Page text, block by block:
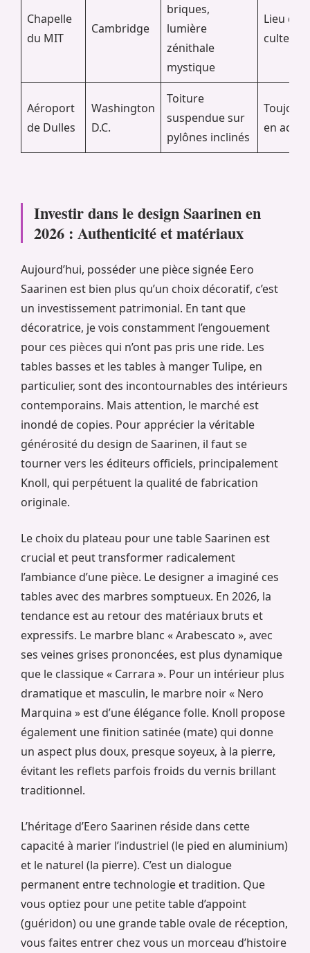
Chapelle
du MIT
Cambridge
briques,
lumière
zénithale
mystique
Lieu de
culte
Aéroport
de Dulles
Washington
D.C.
Toiture
suspendue sur
pylônes inclinés
Toujours
en
Investir dans le design Saarinen en
2026 : Authenticité et matériaux
Aujourd’hui, posséder une pièce signée Eero
Saarinen est bien plus qu’un choix décoratif, c’est
un investissement patrimonial. En tant que
décoratrice, je vois constamment l’engouement
pour ces pièces qui n’ont pas pris une ride. Les
tables basses et les tables à manger Tulipe, en
particulier, sont des incontournables des intérieurs
contemporains. Mais attention, le marché est
inondé de copies. Pour apprécier la véritable
générosité du design de Saarinen, il faut se
tourner vers les éditeurs officiels, principalement
Knoll, qui perpétuent la qualité de fabrication
originale.
Le choix du plateau pour une table Saarinen est
crucial et peut transformer radicalement
l’ambiance d’une pièce. Le designer a imaginé ces
tables avec des marbres somptueux. En 2026, la
tendance est au retour des matériaux bruts et
expressifs. Le marbre blanc « Arabescato », avec
ses veines grises prononcées, est plus dynamique
que le classique « Carrara ». Pour un intérieur plus
dramatique et masculin, le marbre noir « Nero
Marquina » est d’une élégance folle. Knoll propose
également une finition satinée (mate) qui donne
un aspect plus doux, presque soyeux, à la pierre,
évitant les reflets parfois froids du vernis brillant
traditionnel.
L’héritage d’Eero Saarinen réside dans cette
capacité à marier l’industriel (le pied en aluminium)
et le naturel (la pierre). C’est un dialogue
permanent entre technologie et tradition. Que
vous optiez pour une petite table d’appoint
(guéridon) ou une grande table ovale de réception,
vous faites entrer chez vous un morceau d’histoire